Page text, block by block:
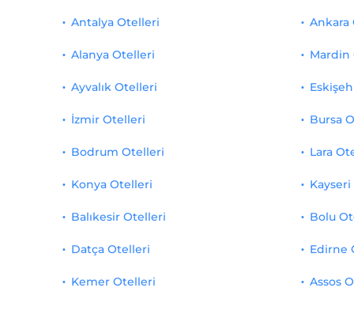
Antalya Otelleri
Alanya Otelleri
Ayvalık Otelleri
İzmir Otelleri
Ankara
Mardin
Bursa
Bodrum Otelleri
Konya Otelleri
Balıkesir Otelleri
Datça Otelleri
Kemer Otelleri
Lara
Bolu
Edirne
Assos